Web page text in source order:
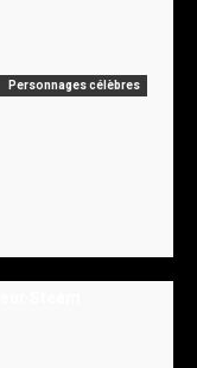
Personnages célèbres